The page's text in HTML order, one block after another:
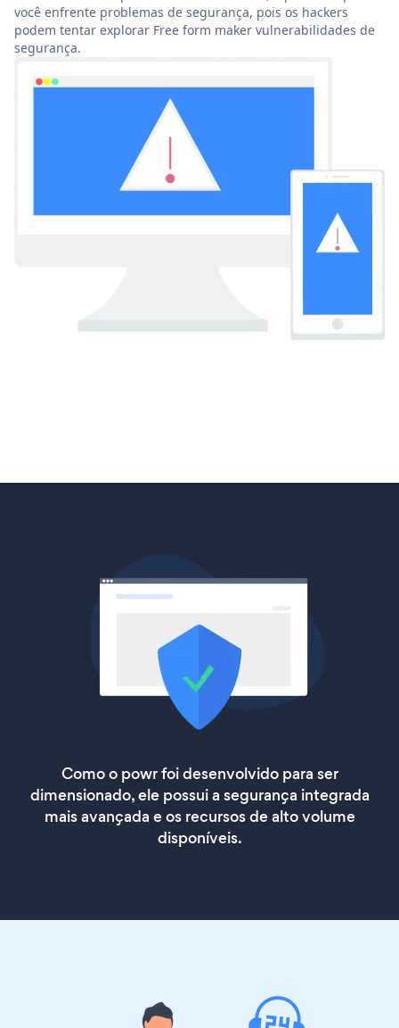
você enfrente problemas de segurança, pois os hackers
podem tentar explorar Free form maker vulnerabilidades de
segurança.
Como o powr foi desenvolvido para ser
dimensionado, ele possui a segurança integrada
mais avançada e os recursos de alto volume
disponíveis.